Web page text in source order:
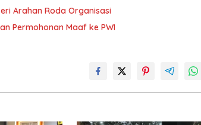
Arahan Roda Organisasi
Permohonan Maaf ke PWI